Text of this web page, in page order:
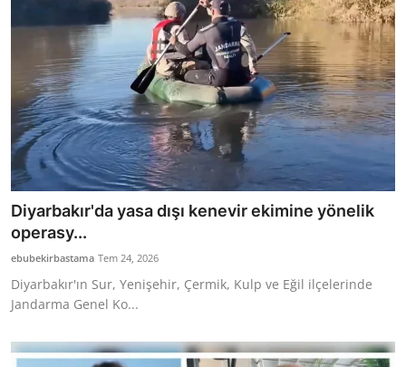
Diyarbakır'da yasa dışı kenevir ekimine yönelik
operasy...
ebubekirbastama Tem 24, 2026
Diyarbakır'ın Sur, Yenişehir, Çermik, Kulp ve Eğil ilçelerinde
Jandarma Genel Ko...